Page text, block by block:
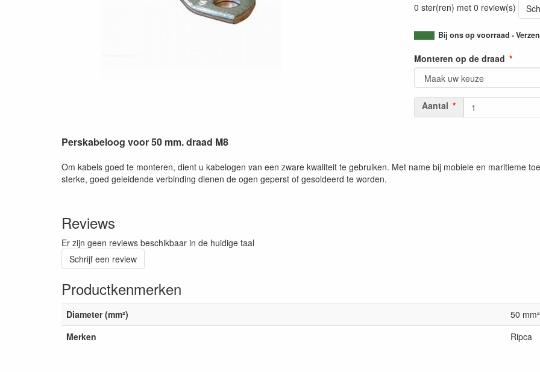
0 ster(ren) met 0 review(s)
Bij ons op voorraad -
Monteren op de draad
Aantal
Perskabeloog voor 50 mm. draad M8
Om kabels goed te monteren, dient u kabelogen van een zware kwaliteit te gebruiken. Met name bij mobiele en maritieme
sterke, goed geleidende verbinding dienen de ogen geperst of gesoldeerd te worden.
Reviews
Er zijn geen reviews beschikbaar in de huidige taal
Schrijf een review
Productkenmerken
Diameter (mm²)
50 mm²
Merken
Ripca